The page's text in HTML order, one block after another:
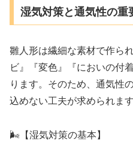
湿気対策と通気性の重
雛人形は繊細な素材で作ら
ビ』『変色』『においの付
ります。そのため、通気性
込めない工夫が求められます
🌬【湿気対策の基本】